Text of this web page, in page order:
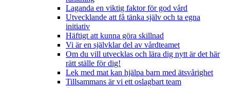
Laganda en viktig faktor för god vård
Utvecklande att få tänka själv och ta egna
initiativ
Häftigt att kunna göra skillnad
Vi är en självklar del av vårdteamet
Om du vill utvecklas och lära dig nytt är det här
rätt ställe för dig!
Lek med mat kan hjälpa barn med ätsvårighet
Tillsammans är vi ett oslagbart team